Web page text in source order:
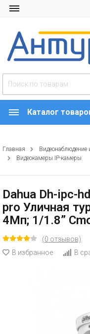
Каталог
Главная Видеонаблюдение
Видеокамеры IP-камеры
Dahua Dh-ipc-
pro Уличная
4Мп; 1/1.8”
(0 отзывов)
В избранное
В